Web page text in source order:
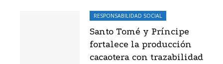
RESPONSABILIDAD SOCIAL
Santo Tomé y Príncipe
fortalece la producción
cacaotera con trazabilidad